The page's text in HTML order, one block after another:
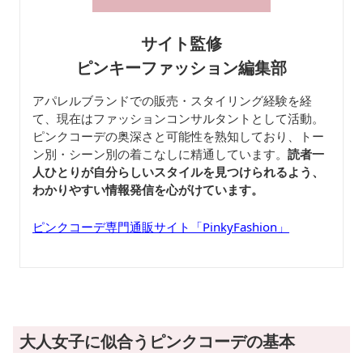
サイト監修
ピンキーファッション編集部
アパレルブランドでの販売・スタイリング経験を経
て、現在はファッションコンサルタントとして活動。
ピンクコーデの奥深さと可能性を熟知しており、トー
ン別・シーン別の着こなしに精通しています。 読者一
人ひとりが自分らしいスタイルを見つけられるよう、
わかりやすい情報発信を心がけています。
ピンクコーデ専門通販サイト「PinkyFashion」
大人女子に似合うピンクコーデの基本